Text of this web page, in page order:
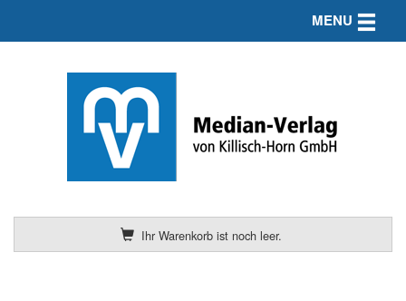
Ihr Warenkorb ist noch leer.
MENU Toggle